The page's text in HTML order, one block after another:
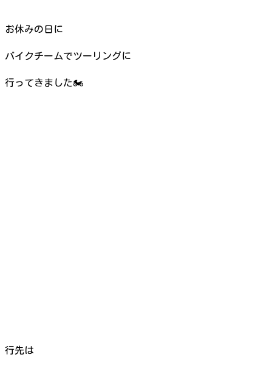
お休みの日に
バイクチームでツーリングに
行ってきました🏍
行先は